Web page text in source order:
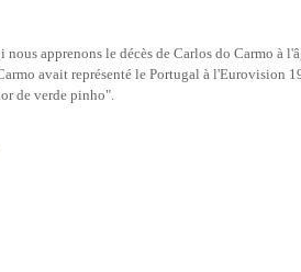
nous apprenons le décès de Carlos do Carmo à
avait représenté le Portugal à l'Eurovision
de verde pinho".